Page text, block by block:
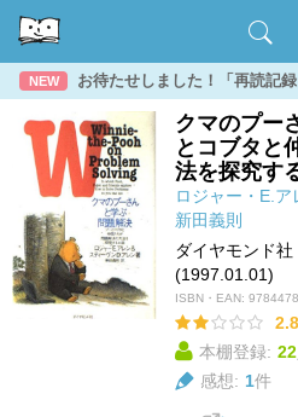
NEW お待たせしました！「再読記
クマのプー
とコブタと
法を探究す
ロジャー・E.ア
新田義則
ダイヤモンド社
(1997.01.01)
ISBN・EAN:
本棚登録: 22
感想: 1件